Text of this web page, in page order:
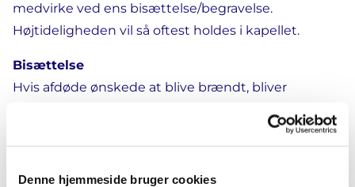
Denne hjemmeside bruger cookies
medvirke ved ens bisættelse/begravelse.
Højtideligheden vil så oftest holdes i kapellet.
Bisættelse
Hvis afdøde ønskede at blive brændt, bliver
eller i et kapel, hvorefter kisten bliver kørt til et
kirkegård.